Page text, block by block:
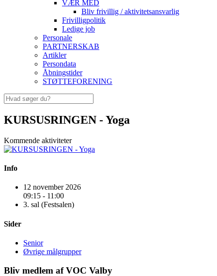
VÆR MED
Bliv frivillig / aktivitetsansvarlig
Frivilligpolitik
Ledige job
Personale
PARTNERSKAB
Artikler
Persondata
Åbningstider
STØTTEFORENING
KURSUSRINGEN - Yoga
Kommende aktiviteter
Info
12 november 2026
09:15 - 11:00
3. sal (Festsalen)
Sider
Senior
Øvrige målgrupper
Bliv medlem af VOC Valby